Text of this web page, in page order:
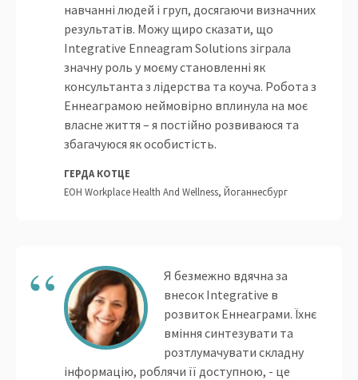
навчанні людей і груп, досягаючи визначних
результатів. Можу щиро сказати, що
Integrative Enneagram Solutions зіграла
значну роль у моєму становленні як
консультанта з лідерства та коуча. Робота з
Еннеаграмою неймовірно вплинула на моє
власне життя – я постійно розвиваюся та
збагачуюся як особистість.
ГЕРДА КОТЦЕ
EOH Workplace Health And Wellness, Йоганнесбург
Я безмежно вдячна за
внесок Integrative в
розвиток Еннеаграми. Їхнє
вміння синтезувати та
розтлумачувати складну
інформацію, роблячи її доступною, - це